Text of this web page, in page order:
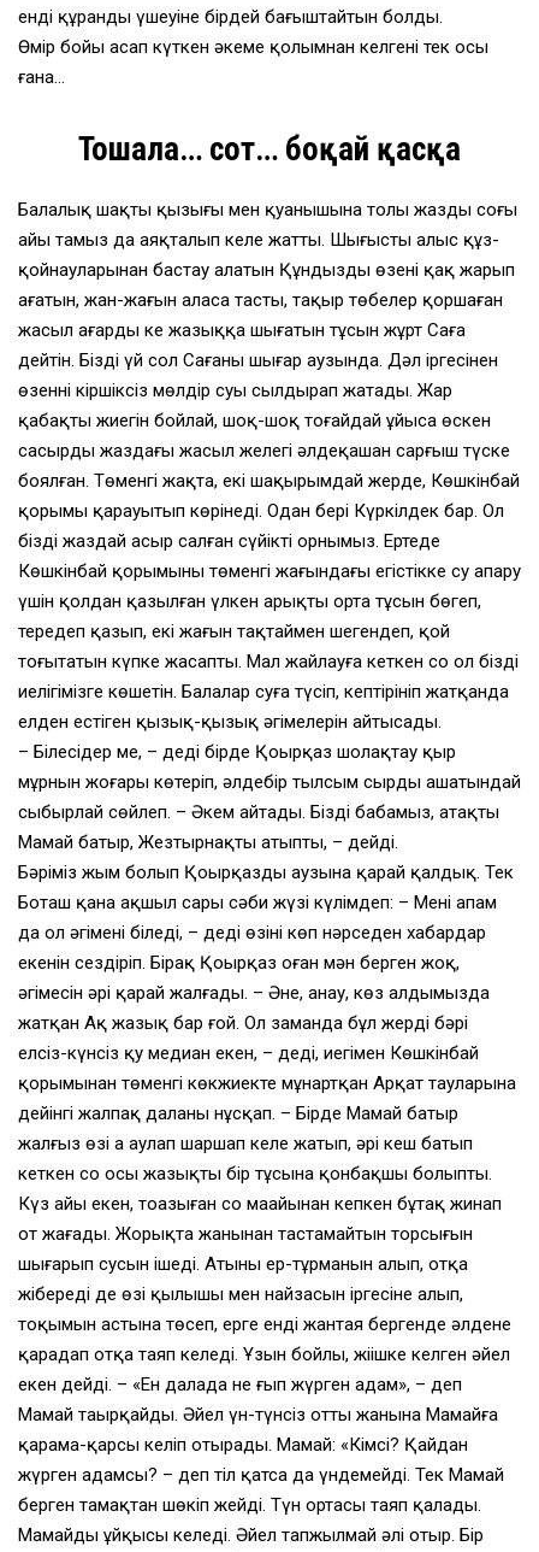
енді құранды үшеуіне бірдей бағыштайтын болды.
Өмір бойы аңсап күткен әкеме қолымнан келгені тек осы
ғана…
Тошала… сот… боқай қасқа
Балалық шақтың қызығы мен қуанышына толы жаздың соңғы
айы тамыз да аяқталып келе жатты. Шыңғыстың алыс құз-
қойнауларынан бастау алатын Құндызды өзені қақ жарып
ағатын, жан-жағын аласа тасты, тақыр төбелер қоршаған
жасыл аңғардың кең жазыққа шығатын тұсын жұрт Саға
дейтін. Біздің үй сол Сағаның шығар аузында. Дәл іргесінен
өзеннің кіршіксіз мөлдір суы сылдырап жатады. Жар
қабақтың жиегін бойлай, шоқ-шоқ тоғайдай ұйыса өскен
сасырдың жаздағы жасыл желегі әлдеқашан сарғыш түске
боялған. Төменгі жақта, екі шақырымдай жерде, Көшкінбай
қорымы қарауытып көрінеді. Одан бері Күркілдек бар. Ол
біздің жаздай асыр салған сүйікті орнымыз. Ертеде
Көшкінбай қорымының төменгі жағындағы егістікке су апару
үшін қолдан қазылған үлкен арықтың орта тұсын бөгеп,
тереңдеп қазып, екі жағын тақтаймен шегендеп, қой
тоғытатын күпке жасапты. Мал жайлауға кеткен соң ол біздің
иелігімізге көшетін. Балалар суға түсіп, кептірініп жатқанда
елден естіген қызық-қызық әңгімелерін айтысады.
– Білесіңдер ме, – деді бірде Қоңырқаз шолақтау қыр
мұрнын жоғары көтеріп, әлдебір тылсым сырды ашатындай
сыбырлай сөйлеп. – Әкем айтады. Біздің бабамыз, атақты
Мамай батыр, Жезтырнақты атыпты, – дейді.
Бәріміз жым болып Қоңырқаздың аузына қарай қалдық. Тек
Боташ қана ақшыл сары сәби жүзі күлімдеп: – Менің апам
да ол әңгімені біледі, – деді өзінің көп нәрседен хабардар
екенін сездіріп. Бірақ Қоңырқаз оған мән берген жоқ,
әңгімесін әрі қарай жалғады. – Әне, анау, көз алдымызда
жатқан Ақ жазық бар ғой. Ол заманда бұл жердің бәрі
елсіз-күнсіз қу медиан екен, – деді, иегімен Көшкінбай
қорымынан төменгі көкжиекте мұнартқан Арқат тауларына
дейінгі жалпақ даланы нұсқап. – Бірде Мамай батыр
жалғыз өзі аң аулап шаршап келе жатып, әрі кеш батып
кеткен соң осы жазықтың бір тұсына қонбақшы болыпты.
Күз айы екен, тоңазыған соң маңайынан кепкен бұтақ жинап
от жағады. Жорықта жанынан тастамайтын торсығын
шығарып сусын ішеді. Атының ер-тұрманын алып, отқа
жібереді де өзі қылышы мен найзасын іргесіне алып,
тоқымын астына төсеп, ерге енді жантая бергенде әлдене
қараңдап отқа таяп келеді. Ұзын бойлы, жіңішке келген әйел
екен дейді. – «Ен далада не ғып жүрген адам», – деп
Мамай таңырқайды. Әйел үн-түнсіз оттың жанына Мамайға
қарама-қарсы келіп отырады. Мамай: «Кімсің? Қайдан
жүрген адамсың? – деп тіл қатса да үндемейді. Тек Мамай
берген тамақтан шөкіп жейді. Түн ортасы таяп қалады.
Мамайдың ұйқысы келеді. Әйел тапжылмай әлі отыр. Бір